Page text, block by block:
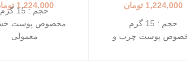
1,224,000 تومان
حجم : 15 گرم
پوست چرب و
+++SPF50+ PA
1,224,000
حجم : 15 گرم
مخصوص پوست
معمولی